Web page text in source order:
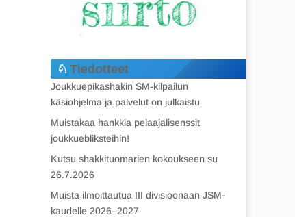
Tiedotteet
Joukkuepikashakin SM-kilpailun
käsiohjelma ja palvelut on julkaistu
Muistakaa hankkia pelaajalisenssit
joukkuebliksteihin!
Kutsu shakkituomarien kokoukseen su
26.7.2026
Muista ilmoittautua III divisioonaan JSM-
kaudelle 2026–2027